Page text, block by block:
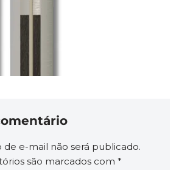
de e-mail não será publicado.
são marcados com *